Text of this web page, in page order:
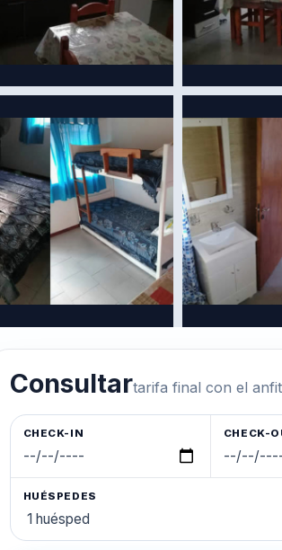
Consultartarifa final con el
CHECK-IN CHECK-
HUÉSPEDES